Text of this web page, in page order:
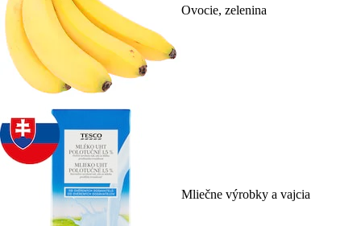
Ovocie, zelenina
Mliečne výrobky a vajcia